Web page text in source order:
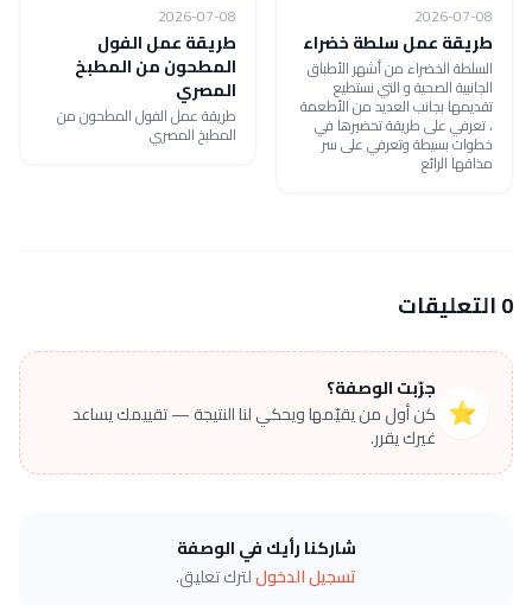
2026-07-08
طريقة عمل سلطة خضراء
السلطة الخضراء من أشهر الأطباق
الجانبية الصحية و التي نستطيع
تقديمها بجانب العديد من الأطعمة
، تعرفي على طريقة تحضيرها في
خطوات بسيطة وتعرفي على سر
مذاقها الرائع
2026-07-08
طريقة عمل الفول
المطحون من المطبخ
المصري
طريقة عمل الفول المطحون من
المطبخ المصري
0 التعليقات
⭐
جرّبت الوصفة؟
كن أول من يقيّمها ويحكي لنا النتيجة — تقييمك يساعد
غيرك يقرر.
شاركنا رأيك في الوصفة
تسجيل الدخوللترك تعليق.